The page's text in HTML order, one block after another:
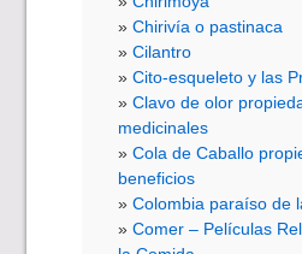
Chirivía o pastinaca
Cilantro
Cito-esqueleto y las
Clavo de olor
medicinales
Cola de Caballo
beneficios
Colombia paraíso de
Comer – Películas